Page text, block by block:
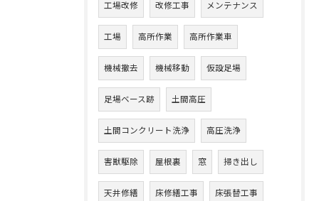
工場改修 改修工事 メンテナンス
工場 高所作業 高所作業車
機械撤去 機械移動 仮設足場
足場ベース跡 土間高圧
土間コンクリート洗浄 高圧洗浄
害獣駆除 屋根裏 窓 掃き出し
天井修繕 床修繕工事 床張替工事